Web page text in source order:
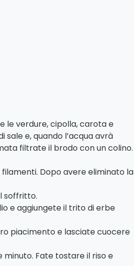
le verdure, cipolla, carota e
e, quando l’acqua avrà
filtrate il brodo con un colino.
Dopo avere eliminato la
soffritto.
e aggiungete il trito di erbe
piacimento e lasciate cuocere
minuto. Fate tostare il riso e